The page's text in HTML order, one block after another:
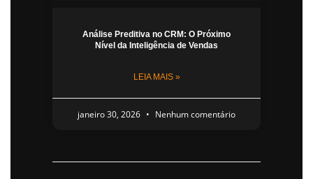
Análise Preditiva no CRM: O Próximo
Nível da Inteligência de Vendas
LEIA MAIS »
janeiro 30, 2026 Nenhum comentário